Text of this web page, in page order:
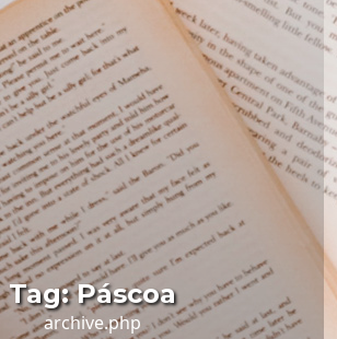
Tag:Páscoa
archive.php